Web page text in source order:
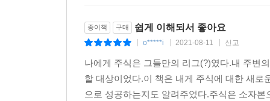
종이책 구매 쉽게 이해되서 좋아요
o*****i 2021-08-11 신고
나에게 주식은 그들만의 리그(?)였다.내 주변
할 대상이었다.이 책은 내게 주식에 대한 새
으로 성공하는지도 알려주었다.주식은 소자